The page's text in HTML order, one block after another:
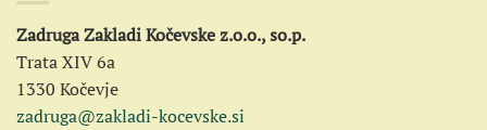
Zadruga Zakladi Kočevske z.o.o., so.p.
Trata XIV 6a
1330 Kočevje
zadruga@zakladi-kocevske.si